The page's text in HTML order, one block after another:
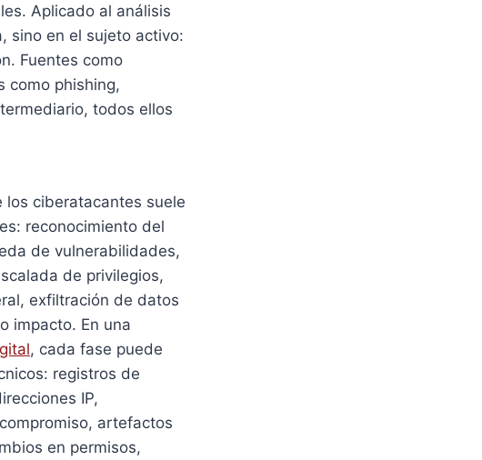
Aplicado al análisis
sino en el sujeto activo:
Fuentes como
como phishing,
todos ellos
los ciberatacantes suele
reconocimiento del
de vulnerabilidades,
de privilegios,
exfiltración de datos
impacto. En una
, cada fase puede
registros de
IP,
artefactos
en permisos,